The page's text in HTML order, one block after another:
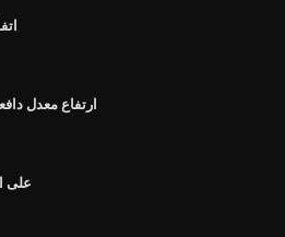
ارتفاع معدل
على